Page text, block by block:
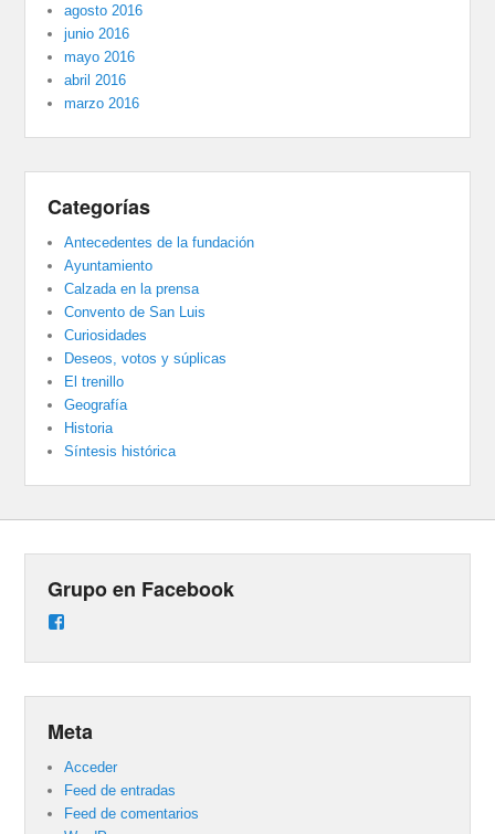
agosto 2016
junio 2016
mayo 2016
abril 2016
marzo 2016
Categorías
Antecedentes de la fundación
Ayuntamiento
Calzada en la prensa
Convento de San Luis
Curiosidades
Deseos, votos y súplicas
El trenillo
Geografía
Historia
Síntesis histórica
Grupo en Facebook
Meta
Acceder
Feed de entradas
Feed de comentarios